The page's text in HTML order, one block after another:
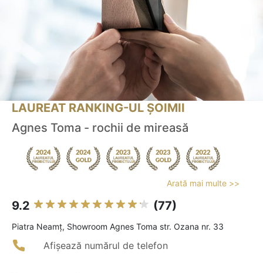
LAUREAT RANKING-UL ȘOIMII
Agnes Toma - rochii de mireasă
Arată mai multe >>
9.2 (77)
Piatra Neamţ, Showroom Agnes Toma str. Ozana nr. 33
Afișează numărul de telefon